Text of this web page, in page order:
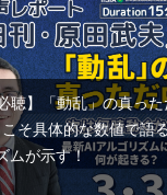
聴】「動乱」の真っ
そ具体的な数値で語
ムが示す！